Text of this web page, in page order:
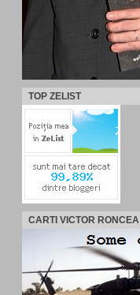
TOP ZELIST
CARTI VICTOR RONCEA